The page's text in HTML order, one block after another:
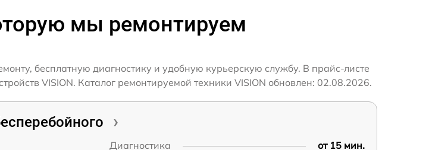
мы ремонтируем
бесплатную диагностику и удобную курьерскую службу. В прайс-листе
VISION. Каталог ремонтируемой техники VISION обновлен: 02.08.2026.
Диагностика
от 15 мин.